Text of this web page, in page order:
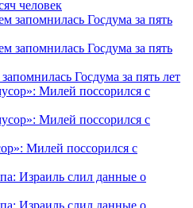
человек
Госдума за пять лет
Милей поссорился с